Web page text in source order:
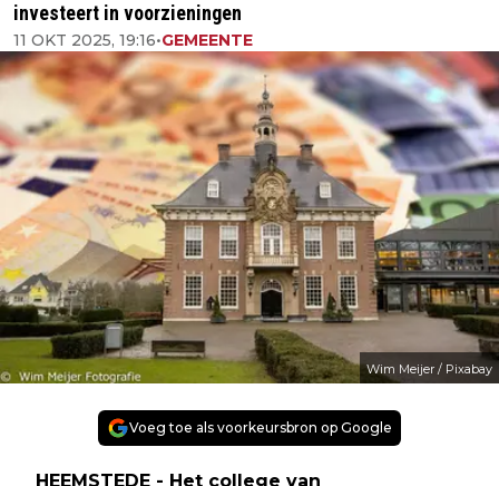
investeert in voorzieningen
11 OKT 2025, 19:16•GEMEENTE
Wim Meijer / Pixabay
Voeg toe als voorkeursbron op Google
HEEMSTEDE - Het college van